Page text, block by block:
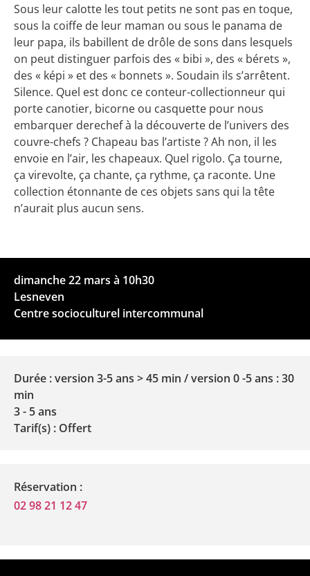
Sous leur calotte les tout petits ne sont pas en toque,
sous la coiffe de leur maman ou sous le panama de
leur papa, ils babillent de drôle de sons dans lesquels
on peut distinguer parfois des « bibi », des « bérets »,
des « képi » et des « bonnets ». Soudain ils s’arrêtent.
Silence. Quel est donc ce conteur-collectionneur qui
porte canotier, bicorne ou casquette pour nous
embarquer derechef à la découverte de l’univers des
couvre-chefs ? Chapeau bas l’artiste ? Ah non, il les
envoie en l’air, les chapeaux. Quel rigolo. Ça tourne,
ça virevolte, ça chante, ça rythme, ça raconte. Une
collection étonnante de ces objets sans qui la tête
n’aurait plus aucun sens.
dimanche 22 mars à 10h30
Lesneven
Centre socioculturel intercommunal
Durée : version 3-5 ans > 45 min / version 0 -5 ans : 30
min
3 - 5 ans
Tarif(s) : Offert
Réservation :
02 98 21 12 47